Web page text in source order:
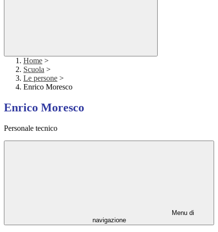
Home >
Scuola >
Le persone >
Enrico Moresco
Enrico Moresco
Personale tecnico
Menu di
navigazione